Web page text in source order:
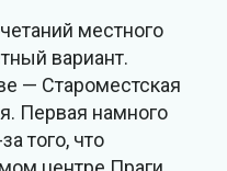
местного
вариант.
— Староместская
Первая намного
того, что